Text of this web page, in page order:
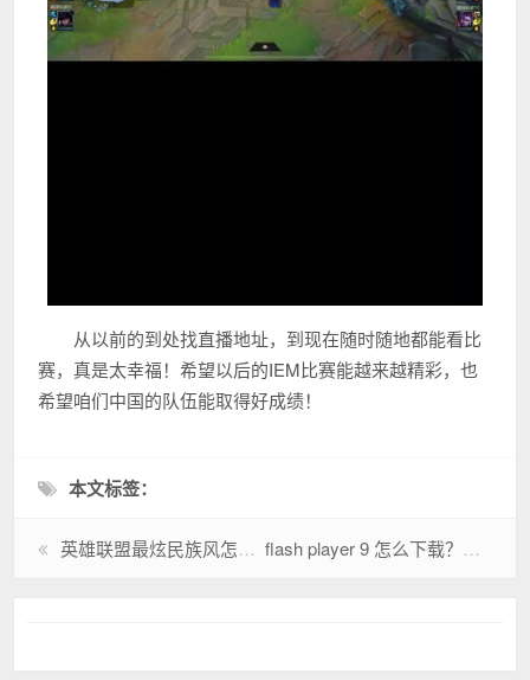
从以前的到处找直播地址，到现在随时随地都能看比
赛，真是太幸福！希望以后的IEM比赛能越来越精彩，也
希望咱们中国的队伍能取得好成绩！
本文标签：
英雄联盟最炫民族风怎么火的？这个视频太洗脑！ flash player 9 怎么下载？详细步骤一看就会！